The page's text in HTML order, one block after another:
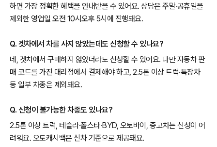
하면 가장 정확한 혜택을 안내받을 수 있어요. 상담은 주말·공휴일을
제외한 영업일 오전 10시오후 5시에 진행돼요.
Q. 겟차에서 차를 사지 않았는데도 신청할 수 있나요?
네, 겟차에서 구매하지 않았더라도 신청할 수 있어요. 다만 자동차 판
매 코드를 가진 대리점에서 결제해야 하고, 2.5톤 이상 트럭·특장차
등 일부 차종은 제외돼요.
Q. 신청이 불가능한 차종도 있나요?
2.5톤 이상 트럭, 테슬라·폴스타·BYD, 오토바이, 중고차는 신청이 어
려워요. 오토캐시백은 신차 기준으로 제공돼요.